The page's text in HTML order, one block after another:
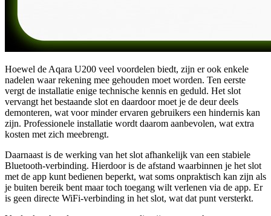
Hoewel de Aqara U200 veel voordelen biedt, zijn er ook enkele
nadelen waar rekening mee gehouden moet worden. Ten eerste
vergt de installatie enige technische kennis en geduld. Het slot
vervangt het bestaande slot en daardoor moet je de deur deels
demonteren, wat voor minder ervaren gebruikers een hindernis kan
zijn. Professionele installatie wordt daarom aanbevolen, wat extra
kosten met zich meebrengt.
Daarnaast is de werking van het slot afhankelijk van een stabiele
Bluetooth-verbinding. Hierdoor is de afstand waarbinnen je het slot
met de app kunt bedienen beperkt, wat soms onpraktisch kan zijn als
je buiten bereik bent maar toch toegang wilt verlenen via de app. Er
is geen directe WiFi-verbinding in het slot, wat dat punt versterkt.